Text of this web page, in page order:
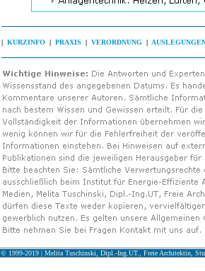
| KURZINFO | PRAXIS | VERORDNUNG |
© 1999-2019 | Melita Tuschinski, Dipl.-Ing.UT., Freie Architektin,